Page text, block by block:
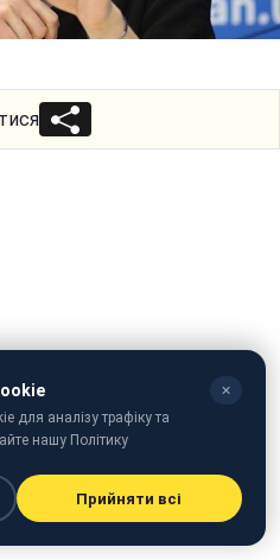
✕
для аналізу трафіку та
нашу Політику
Прийняти всі